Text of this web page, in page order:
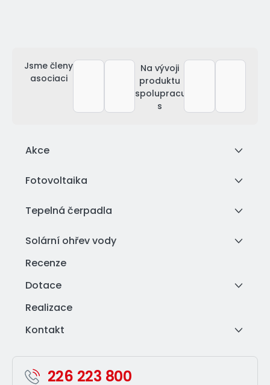
Jsme členy
asociaci
Na vývoji
produktu
spolupracujeme
s
Akce
Fotovoltaika
Tepelná čerpadla
Solární ohřev vody
Recenze
Dotace
Realizace
Kontakt
226 223 800